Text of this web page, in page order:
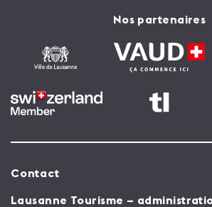
Nos partenaires
Contact
Lausanne Tourisme –